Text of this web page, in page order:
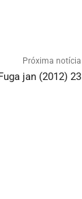
Próxima notícia
jan (2012) 23